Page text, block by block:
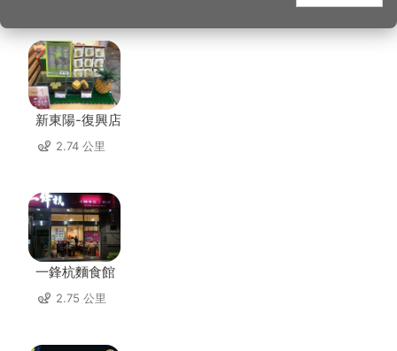
新東陽-復興店
2.74 公里
一鋒杭麵食館
2.75 公里